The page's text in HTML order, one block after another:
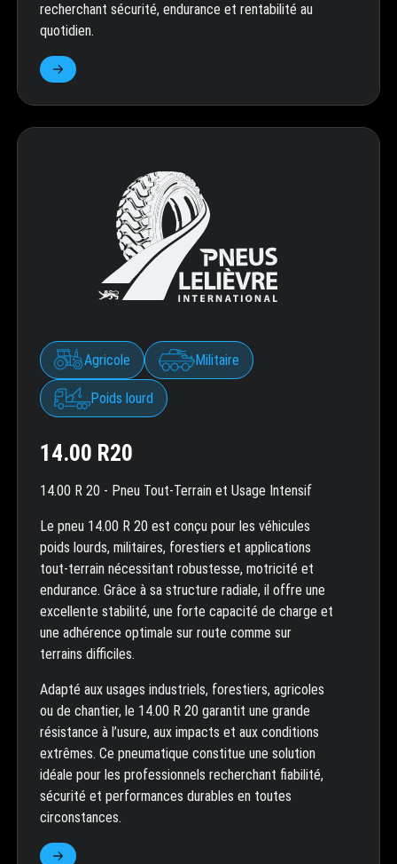
recherchant sécurité, endurance et rentabilité au
quotidien.
Agricole Militaire
Poids lourd
14.00 R20
14.00 R 20 - Pneu Tout-Terrain et Usage Intensif
Le pneu 14.00 R 20 est conçu pour les véhicules
poids lourds, militaires, forestiers et applications
tout-terrain nécessitant robustesse, motricité et
endurance. Grâce à sa structure radiale, il offre une
excellente stabilité, une forte capacité de charge et
une adhérence optimale sur route comme sur
terrains difficiles.
Adapté aux usages industriels, forestiers, agricoles
ou de chantier, le 14.00 R 20 garantit une grande
résistance à l’usure, aux impacts et aux conditions
extrêmes. Ce pneumatique constitue une solution
idéale pour les professionnels recherchant fiabilité,
sécurité et performances durables en toutes
circonstances.